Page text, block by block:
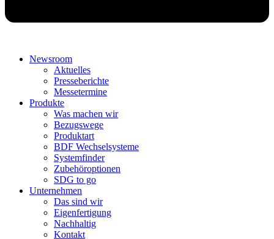
Newsroom
Aktuelles
Presseberichte
Messetermine
Produkte
Was machen wir
Bezugswege
Produktart
BDF Wechselsysteme
Systemfinder
Zubehöroptionen
SDG to go
Unternehmen
Das sind wir
Eigenfertigung
Nachhaltig
Kontakt